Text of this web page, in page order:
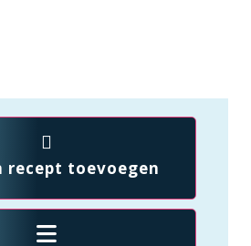
recept toevoegen